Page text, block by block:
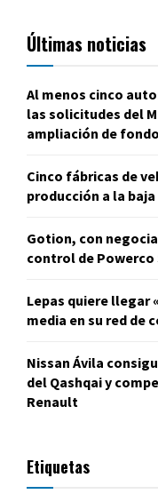
Últimas noticias
Al menos cinco
las solicitudes del
ampliación de
Cinco fábricas de
producción a la baja
Gotion, con
control de Powerco
Lepas quiere llegar
media en su red de
Nissan Ávila
del Qashqai y
Renault
Etiquetas